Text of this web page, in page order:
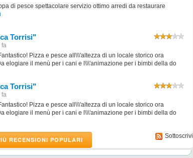
di pesce spettacolare servizio ottimo arredi da restaurare
Torrisi"
fa
Pizza e pesce all\\\'altezza di un locale storico ora
elogiare il menù per i cani e l\\\'animazione per i bimbi della do
Torrisi"
fa
Pizza e pesce all\\\'altezza di un locale storico ora
elogiare il menù per i cani e l\\\'animazione per i bimbi della do
RECENSIONI POPULARI Sottoscrivi